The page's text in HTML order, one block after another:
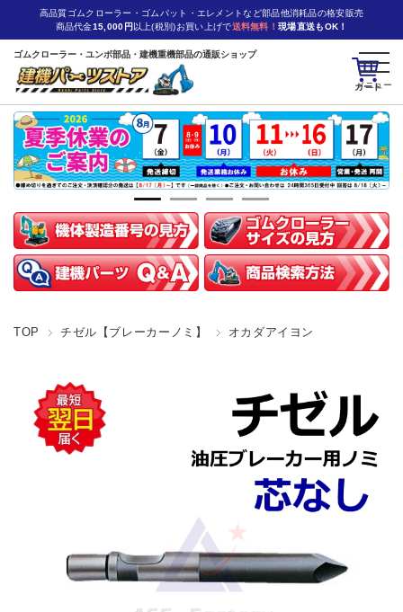
カート
高品質ゴムクローラー・ゴムパット・エレメントなど部品他消耗品の格安販売
商品代金15,000円 以上(税別)お買い上げで送料無料！ 現場直送もOK！
ゴムクローラー・ユンボ部品・建機重機部品の通販ショップ
TOP チゼル【ブレーカーノミ】 オカダアイヨン